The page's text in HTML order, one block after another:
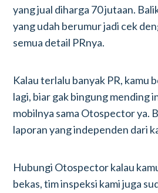
yang jual diharga 70 jutaan.
yang udah berumur jadi cek
semua detail PRnya.
Kalau terlalu banyak PR, kamu
lagi, biar gak bingung mending
mobilnya sama Otospector ya.
laporan yang independen dari
Hubungi Otospector kalau
bekas, tim inspeksi kami juga